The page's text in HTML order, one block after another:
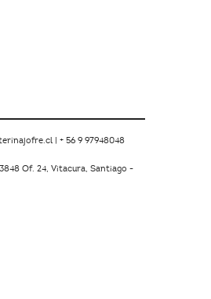
| + 56 9 97948048
Of. 24, Vitacura, Santiago -